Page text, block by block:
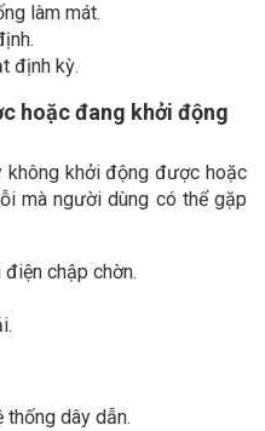
làm mát.
định kỳ.
hoặc đang khởi động
không khởi động được hoặc
mà người dùng có thể gặp
chập chờn.
thống dây dẫn.